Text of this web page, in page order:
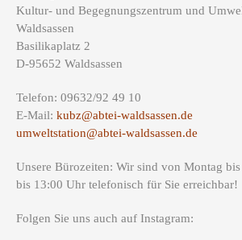
Kultur- und Begegnungszentrum und
Waldsassen
Basilikaplatz 2
D-95652 Waldsassen
Telefon: 09632/92 49 10
E-Mail: kubz@abtei-waldsassen.de
umweltstation@abtei-waldsassen.de
Unsere Bürozeiten: Wir sind von Montag
bis 13:00 Uhr telefonisch für Sie erreichbar!
Folgen Sie uns auch auf Instagram: